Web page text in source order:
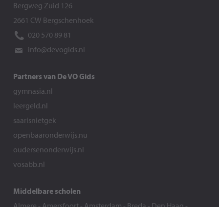
Bergweg Zuid 126
2661 CW Bergschenhoek
020 570 89 81
info@devogids.nl
Partners van De VO Gids
gymnasia.nl
leergeld.nl
saarisnietgek
openbaaronderwijs.nu
oudersenonderwijs.nl
vosabb.nl
Middelbare scholen